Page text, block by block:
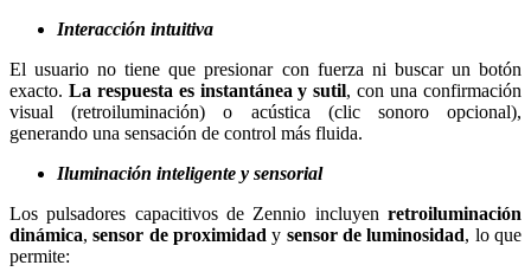
Interacción intuitiva
El usuario no tiene que presionar con fuerza ni buscar un botón
exacto. La respuesta es instantánea y sutil, con una confirmación
visual (retroiluminación) o acústica (clic sonoro opcional),
generando una sensación de control más fluida.
Iluminación inteligente y sensorial
Los pulsadores capacitivos de Zennio incluyen retroiluminación
dinámica,sensor de proximidad y sensor de luminosidad, lo que
permite: